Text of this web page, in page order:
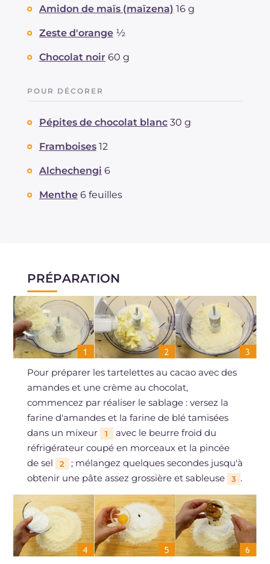
Amidon de maïs (maïzena) 16 g
Zeste d'orange ½
Chocolat noir 60 g
POUR DÉCORER
Pépites de chocolat blanc 30 g
Framboises 12
Alchechengi 6
Menthe 6 feuilles
PRÉPARATION
Pour préparer les tartelettes au cacao avec des
amandes et une crème au chocolat,
commencez par réaliser le sablage : versez la
farine d'amandes et la farine de blé tamisées
dans un mixeur
1
avec le beurre froid du
réfrigérateur coupé en morceaux et la pincée
de sel
2
; mélangez quelques secondes jusqu'à
obtenir une pâte assez grossière et sableuse
3 .